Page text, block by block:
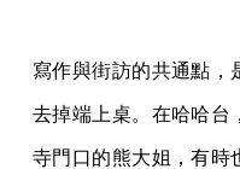
寫作與街訪的共通點，
去掉端上桌。在哈哈台
寺門口的熊大姐，有時